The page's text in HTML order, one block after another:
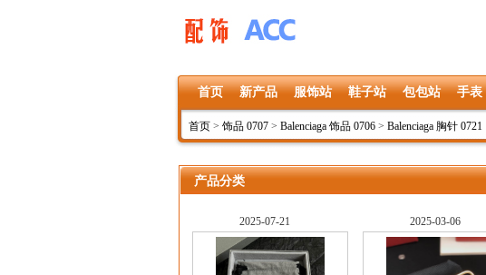
首页 新产品 服饰站 鞋子站 包包站 手表
首页 > 饰品 0707 > Balenciaga 饰品 0706 > Balenciaga 胸针 0721
产品分类
2025-07-21 2025-03-06